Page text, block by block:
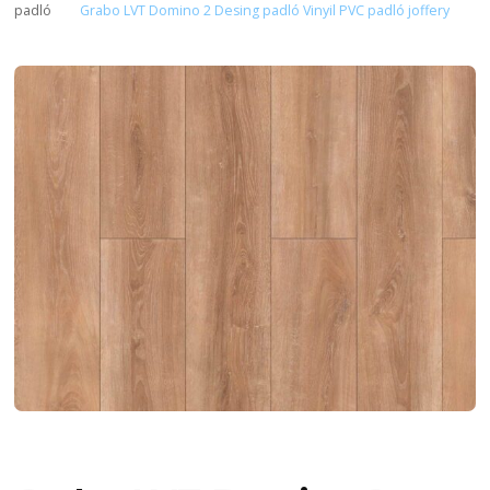
padló
Grabo LVT Domino 2 Desing padló Vinyil PVC padló joffery